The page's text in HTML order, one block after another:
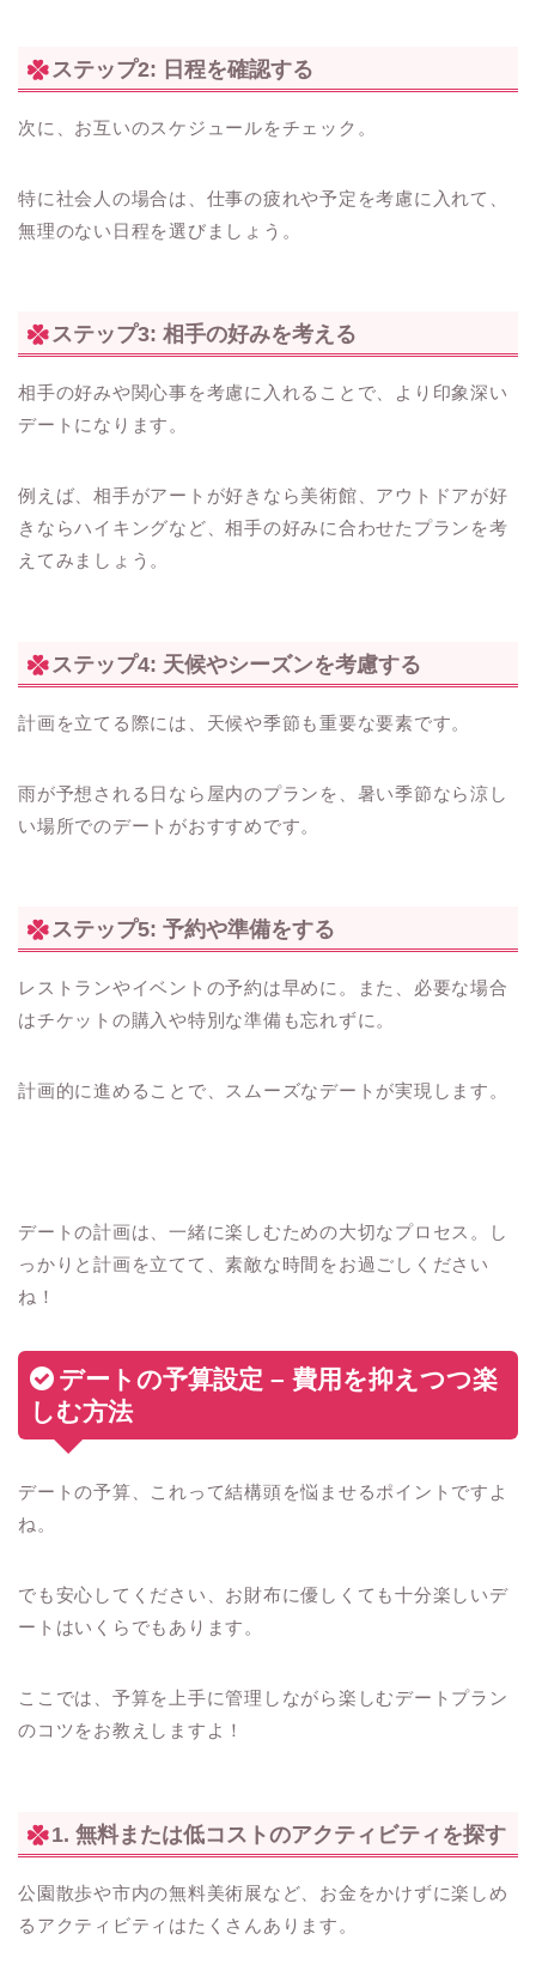
ステップ2: 日程を確認する
次に、お互いのスケジュールをチェック。
特に社会人の場合は、仕事の疲れや予定を考慮に入れて、
無理のない日程を選びましょう。
ステップ3: 相手の好みを考える
相手の好みや関心事を考慮に入れることで、より印象深い
デートになります。
例えば、相手がアートが好きなら美術館、アウトドアが好
きならハイキングなど、相手の好みに合わせたプランを考
えてみましょう。
ステップ4: 天候やシーズンを考慮する
計画を立てる際には、天候や季節も重要な要素です。
雨が予想される日なら屋内のプランを、暑い季節なら涼し
い場所でのデートがおすすめです。
ステップ5: 予約や準備をする
レストランやイベントの予約は早めに。また、必要な場合
はチケットの購入や特別な準備も忘れずに。
計画的に進めることで、スムーズなデートが実現します。
デートの計画は、一緒に楽しむための大切なプロセス。し
っかりと計画を立てて、素敵な時間をお過ごしください
ね！
デートの予算設定 – 費用を抑えつつ楽
しむ方法
デートの予算、これって結構頭を悩ませるポイントですよ
ね。
でも安心してください、お財布に優しくても十分楽しいデ
ートはいくらでもあります。
ここでは、予算を上手に管理しながら楽しむデートプラン
のコツをお教えしますよ！
1. 無料または低コストのアクティビティを探す
公園散歩や市内の無料美術展など、お金をかけずに楽しめ
るアクティビティはたくさんあります。